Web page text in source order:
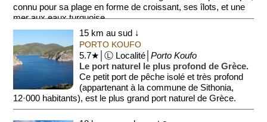
connu pour sa plage en forme de croissant, ses îlots, et une
mer aux eaux turquoise....
15 km au sud ↓
PORTO KOUFO
5.7★│Ⓛ Localité│Porto Koufo
Le port naturel le plus profond de Grèce.
Ce petit port de pêche isolé et très profond
(appartenant à la commune de Sithonia,
12·000 habitants), est le plus grand port naturel de Grèce.
La ...